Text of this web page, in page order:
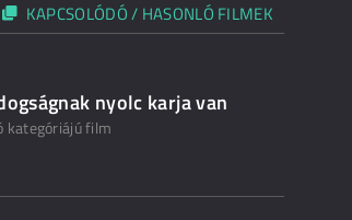
KAPCSOLÓDÓ / HASONLÓ FILMEK
nyolc karja van
kategóriájú film